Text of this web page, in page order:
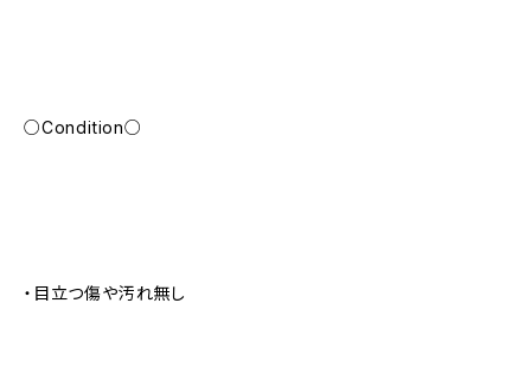
○Condition○
・目立つ傷や汚れ無し